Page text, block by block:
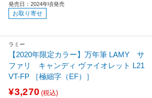
発売日：2024年頃発売
お取り寄せ
ラミー
【2020年限定カラー】万年筆 LAMY サ
ファリ キャンディ ヴァイオレット L21
VT-FP ［極細字（EF）］
¥3,270 (税込)